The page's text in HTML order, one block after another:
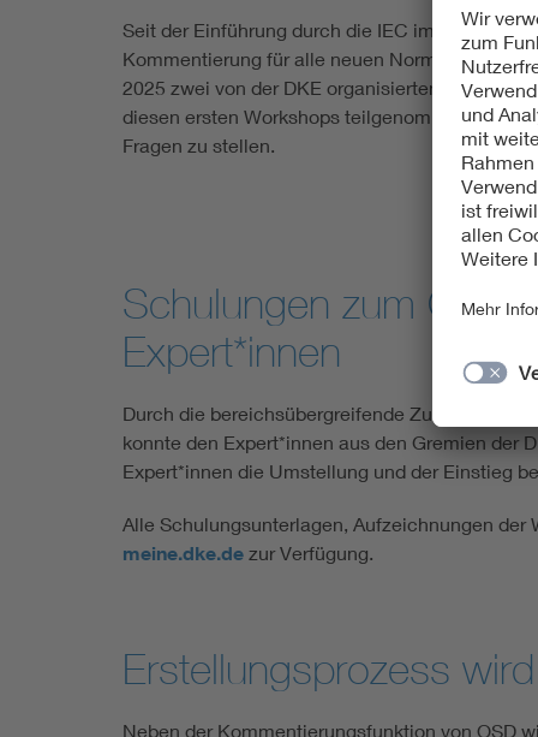
Seit der Einführung durch die IEC im Januar
Kommentierung für alle neuen Normprojekte.
2025 zwei von der DKE organisierten
diesen ersten Workshops teilgenommen, um
Fragen zu stellen.
Schulungen zum
Expert*innen
Durch die bereichsübergreifende
konnte den Expert*innen aus den Gremien der
Expert*innen die Umstellung und der Einstieg
Alle Schulungsunterlagen, Aufzeichnungen der
meine.dke.de zur Verfügung.
Erstellungsprozess
Neben der Kommentierungsfunktion von OSD